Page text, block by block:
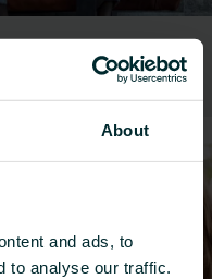
About
and ads, to
to analyse our traffic.